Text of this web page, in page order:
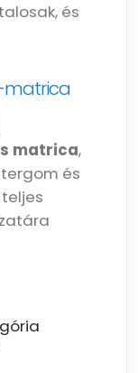
és
matrica
matrica,
és